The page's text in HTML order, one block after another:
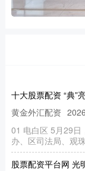
十大股票配资 “典”
黄金外汇配资
01 电白区 5月29日
办、区司法局、观
股票配资平台网 光